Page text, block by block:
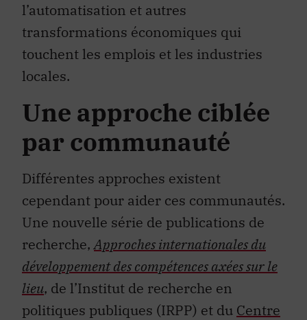
l’automatisation et autres
transformations économiques qui
touchent les emplois et les industries
locales.
Une approche ciblée
par communauté
Différentes approches existent
cependant pour aider ces communautés.
Une nouvelle série de publications de
recherche,Approches internationales du
développement des compétences axées sur le
lieu, de l’Institut de recherche en
politiques publiques (IRPP) et du Centre